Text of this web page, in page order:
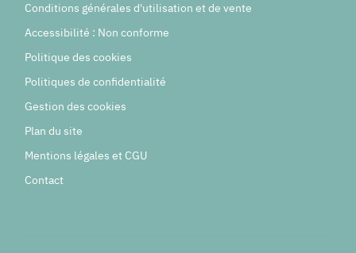
Conditions générales d'utilisation et de vente
Accessibilité : Non conforme
Politique des cookies
Politiques de confidentialité
Gestion des cookies
Plan du site
Mentions légales et CGU
Contact